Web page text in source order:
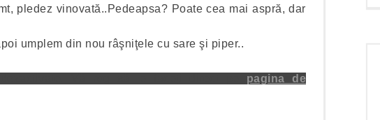
pledez vinovată..Pedeapsa? Poate cea mai aspră, dar
umplem din nou râşniţele cu sare şi piper..
pagina de